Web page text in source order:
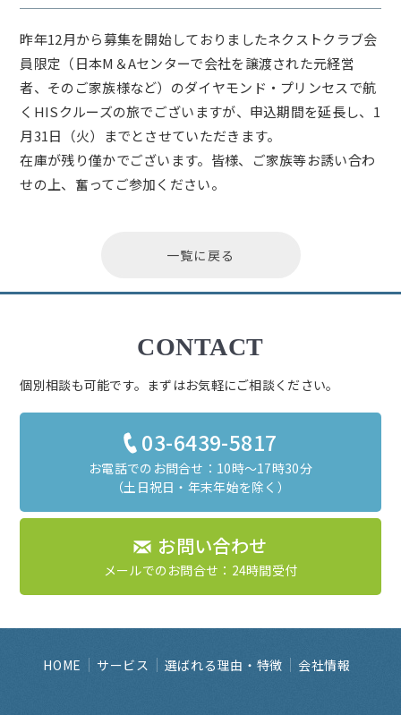
昨年12月から募集を開始しておりましたネクストクラブ会
員限定（日本М＆Aセンターで会社を譲渡された元経営
者、そのご家族様など）のダイヤモンド・プリンセスで航
くHISクルーズの旅でございますが、申込期間を延長し、1
月31日（火）までとさせていただきます。
在庫が残り僅かでございます。皆様、ご家族等お誘い合わ
せの上、奮ってご参加ください。
一覧に戻る
CONTACT
個別相談も可能です。まずはお気軽にご相談ください。
03-6439-5817
お電話でのお問合せ：10時～17時30分
（土日祝日・年末年始を除く）
お問い合わせ
メールでのお問合せ：24時間受付
HOME サービス 選ばれる理由・特徴 会社情報